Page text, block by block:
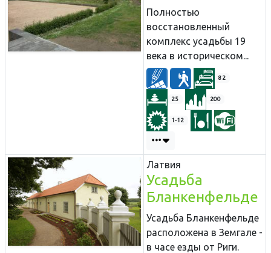
Полностью
воcстановленный
комплекс усадьбы 19
века в историческом...
82
25 200
1-12
Латвия
Усадьба
Бланкенфельде
Усадьба Бланкенфельде
расположена в Земгале -
в часе езды от Риги.